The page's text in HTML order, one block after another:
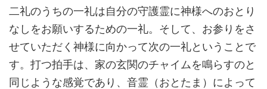
二礼のうちの一礼は自分の守護霊に神様へのおとり
なしをお願いするための一礼。そして、お参りをさ
せていただく神様に向かって次の一礼ということで
す。打つ拍手は、家の玄関のチャイムを鳴らすのと
同じような感覚であり、音霊（おとたま）によって